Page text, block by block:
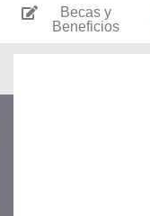
Becas y
Beneficios